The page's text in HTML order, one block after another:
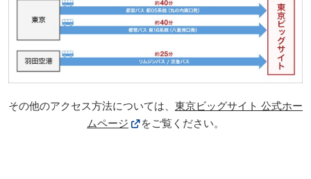
その他のアクセス方法については、 東京ビッグサイト 公式ホー
ムページ
をご覧ください。